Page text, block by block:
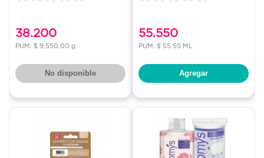
38.200
PUM: $ 9,550.00 g
No disponible
55.550
PUM: $ 55.55 ML
Agregar